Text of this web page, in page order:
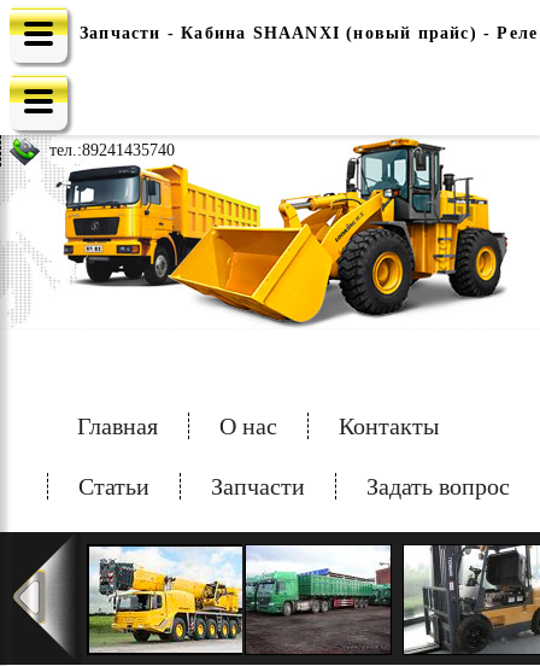
e-mail: china-spec@inbox.ru
тел.:89241435740
Главная О нас Контакты
Статьи Запчасти Задать вопрос
Запчасти - Кабина SHAANXI (новый прайс) - Реле